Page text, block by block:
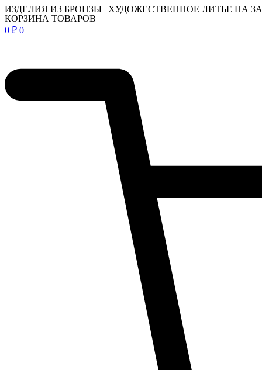
ИЗДЕЛИЯ ИЗ БРОНЗЫ | ХУДОЖЕСТВЕННОЕ ЛИТЬЕ НА
КОРЗИНА ТОВАРОВ
0 ₽ 0